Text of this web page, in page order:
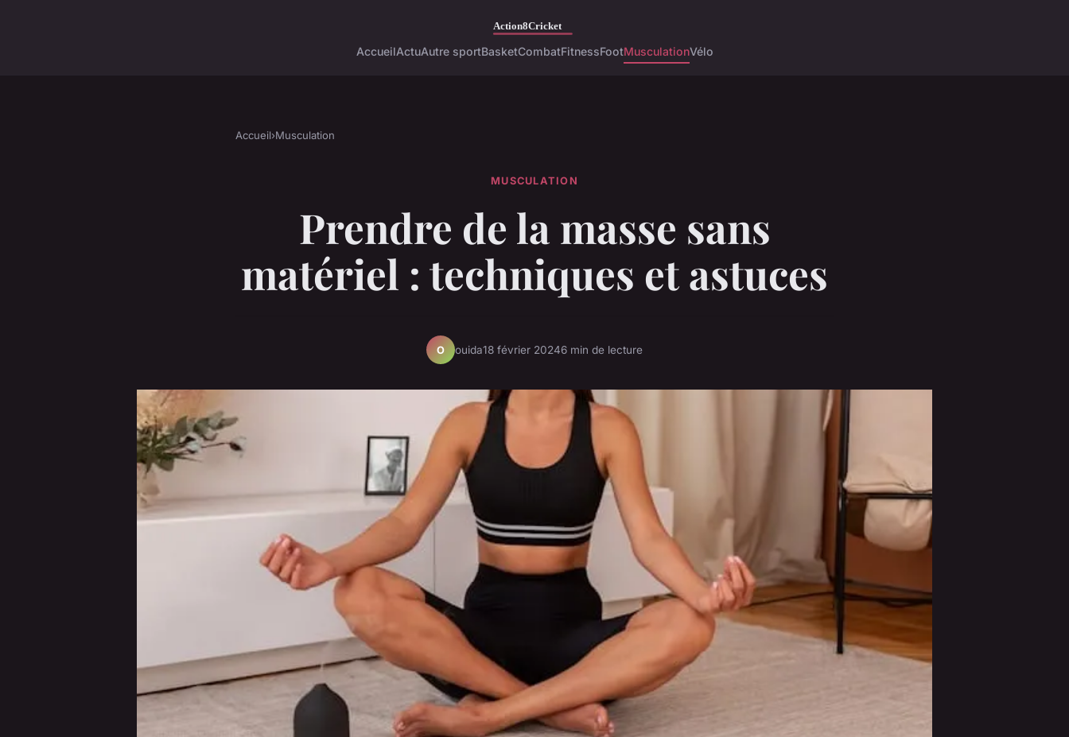
AccueilActuAutre sportBasketCombatFitnessFootMusculationVélo
Accueil›Musculation
MUSCULATION
Prendre de la masse sans
matériel : techniques et astuces
O ouida18 février 20246 min de lecture